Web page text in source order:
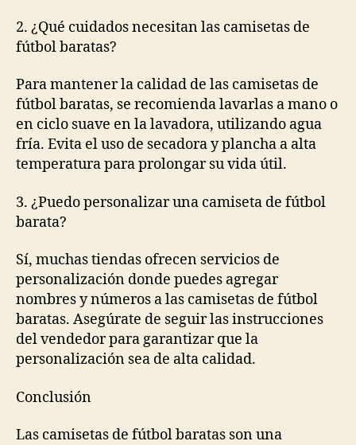
2. ¿Qué cuidados necesitan las camisetas de
fútbol baratas?
Para mantener la calidad de las camisetas de
fútbol baratas, se recomienda lavarlas a mano o
en ciclo suave en la lavadora, utilizando agua
fría. Evita el uso de secadora y plancha a alta
temperatura para prolongar su vida útil.
3. ¿Puedo personalizar una camiseta de fútbol
barata?
Sí, muchas tiendas ofrecen servicios de
personalización donde puedes agregar
nombres y números a las camisetas de fútbol
baratas. Asegúrate de seguir las instrucciones
del vendedor para garantizar que la
personalización sea de alta calidad.
Conclusión
Las camisetas de fútbol baratas son una